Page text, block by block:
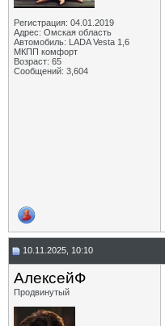
Регистрация: 04.01.2019
Адрес: Омская область
Автомобиль: LADA Vesta 1,6
МКПП комфорт
Возраст: 65
Сообщений: 3,604
10.11.2025, 10:10
АлексейФ
Продвинутый